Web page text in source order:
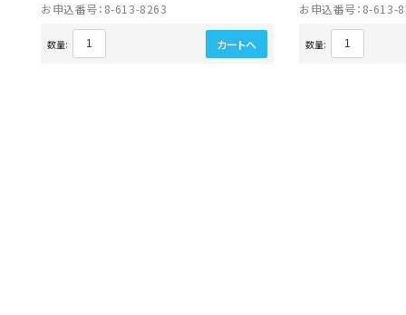
お申込番号：8-613-8263
数量: カートへ
お申込番号：8-613-
数量: